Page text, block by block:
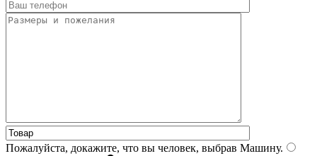
Пожалуйста, докажите, что вы человек, выбрав Машину.